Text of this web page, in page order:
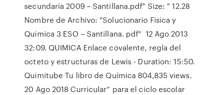
secundaria 2009 – Santillana.pdf" Size: " 12.28
Nombre de Archivo: "Solucionario Fisica y
Quimica 3 ESO – Santillana. pdf" 12 Ago 2013
32:09. QUIMICA Enlace covalente, regla del
octeto y estructuras de Lewis - Duration: 15:50.
Quimitube Tu libro de Química 804,835 views.
20 Ago 2018 Curricular” para el ciclo escolar